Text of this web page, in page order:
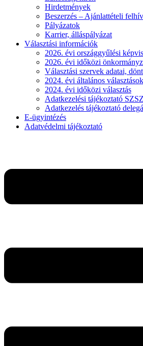
Hirdetmények
Beszerzés – Ajánlattételi
Pályázatok
Karrier, álláspályázat
Választási információk
2026. évi országgyűlési
2026. évi időközi
Választási szervek adatai,
2024. évi általános választások
2024. évi időközi választás
Adatkezelési tájékoztató
Adatkezelés tájékoztató
E-ügyintézés
Adatvédelmi tájékoztató